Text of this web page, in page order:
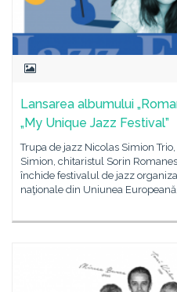
Lansarea albumului
„My Unique Jazz Festival”
Trupa de jazz Nicolas Simion
Simion, chitaristul Sorin
închide festivalul de jazz
naţionale din Uniunea